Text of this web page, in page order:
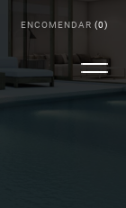
ENCOMENDAR (0)